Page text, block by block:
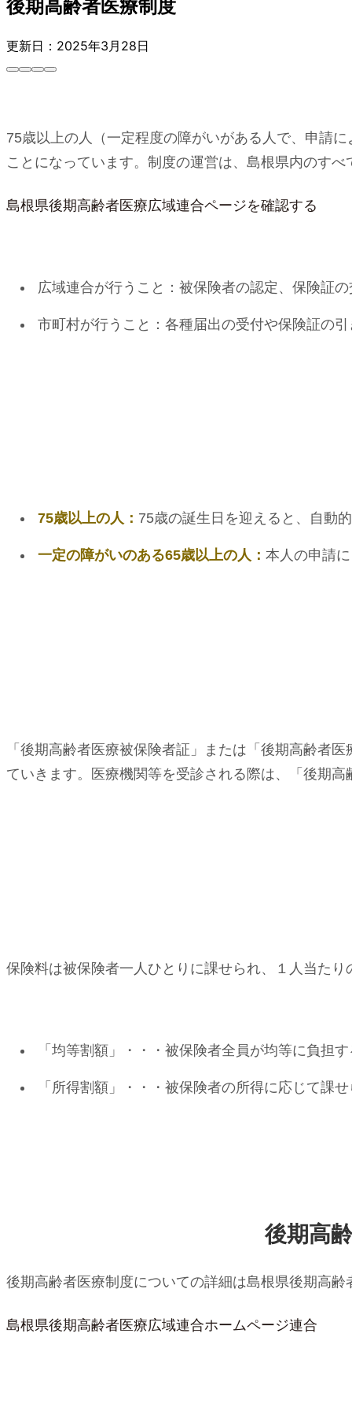
後期高齢者医療制度
更新日：2025年3月28日
75歳以上の人（一定程度の障がいがある人で、申請
ことになっています。制度の運営は、島根県内のす
島根県後期高齢者医療広域連合ページを確認する
広域連合が行うこと：被保険者の認定、保険証
市町村が行うこと：各種届出の受付や保険証の
75歳以上の人： 75歳の誕生日を迎えると、自動
一定の障がいのある65歳以上の人： 本人の申請
「後期高齢者医療被保険者証」または「後期高齢者
ていきます。医療機関等を受診される際は、「後期
保険料は被保険者一人ひとりに課せられ、１人当た
「均等割額」・・・被保険者全員が均等に負担
「所得割額」・・・被保険者の所得に応じて課
後期高
後期高齢者医療制度についての詳細は島根県後期高
島根県後期高齢者医療広域連合ホームページ連合